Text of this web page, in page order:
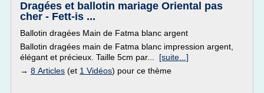
Dragées et ballotin mariage Oriental pas
cher - Fett-is ...
Ballotin dragées Main de Fatma blanc argent
Ballotin dragées main de Fatma blanc impression argent,
élégant et précieux. Taille 5cm par... [suite...]
→ 8 Articles (et 1 Vidéos) pour ce thème